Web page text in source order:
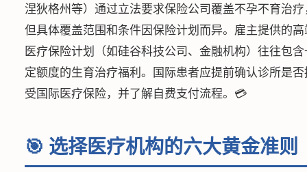
涅狄格州等）通过立法要求保险公司覆盖不孕不育治
但具体覆盖范围和条件因保险计划而异。雇主提供的
医疗保险计划（如硅谷科技公司、金融机构）往往包
定额度的生育治疗福利。国际患者应提前确认诊所是
受国际医疗保险，并了解自费支付流程。💳
🎯 选择医疗机构的六大黄金准则